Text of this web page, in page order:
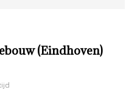
(Eindhoven)